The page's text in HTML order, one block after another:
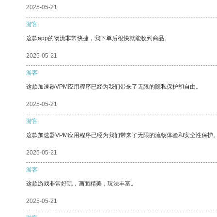
2025-05-21
游客
这款app的物流非常快捷，我下单后很快就能收到商品。
2025-05-21
游客
这款加速器VPM应用程序已经为我们带来了无限的隐私保护和自由。
2025-05-21
游客
这款加速器VPM应用程序已经为我们带来了无限的流畅体验和安全性保护
2025-05-21
游客
这款游戏非常好玩，画面精美，玩法丰富。
2025-05-21